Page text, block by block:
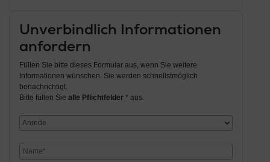
Unverbindlich Informationen
anfordern
Füllen Sie bitte dieses Formular aus, wenn Sie weitere
Informationen wünschen. Sie werden schnellstmöglich
benachrichtigt.
Bitte füllen Sie alle Pflichtfelder * aus.